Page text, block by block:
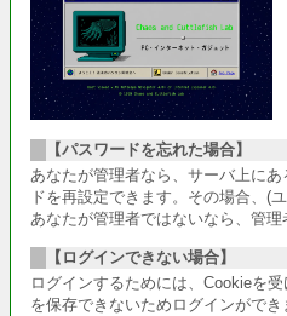
【パスワードを忘れた場合】
あなたが管理者なら、サーバ上に
ドを再設定できます。その場合、(
あなたが管理者ではないなら、管
【ログインできない場合】
ログインするためには、Cookieを
を保存できないためログインがで